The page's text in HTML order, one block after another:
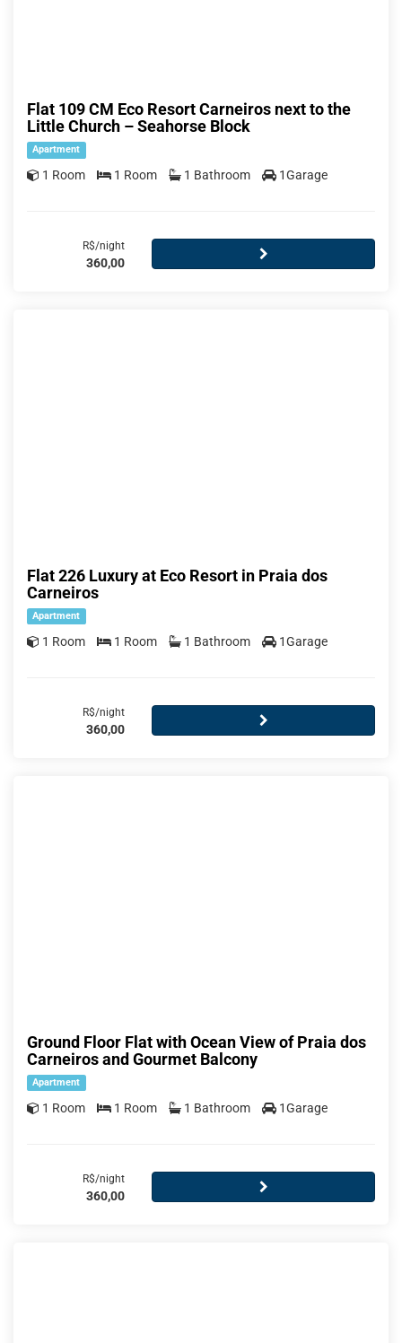
Flat 109 CM Eco Resort Carneiros next to the
Little Church – Seahorse Block
Apartment
1 Room 1 Room 1 Bathroom 1Garage
R$/night
360,00
Flat 226 Luxury at Eco Resort in Praia dos
Carneiros
Apartment
1 Room 1 Room 1 Bathroom 1Garage
R$/night
360,00
Ground Floor Flat with Ocean View of Praia dos
Carneiros and Gourmet Balcony
Apartment
1 Room 1 Room 1 Bathroom 1Garage
R$/night
360,00